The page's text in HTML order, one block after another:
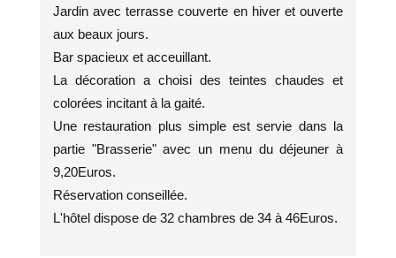
Jardin avec terrasse couverte en hiver et ouverte
aux beaux jours.
Bar spacieux et acceuillant.
La décoration a choisi des teintes chaudes et
colorées incitant à la gaité.
Une restauration plus simple est servie dans la
partie "Brasserie" avec un menu du déjeuner à
9,20Euros.
Réservation conseillée.
L'hôtel dispose de 32 chambres de 34 à 46Euros.